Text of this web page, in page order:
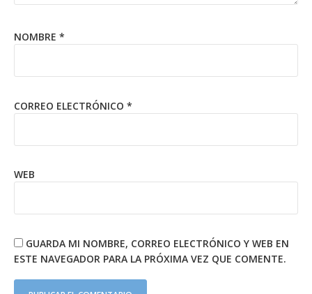
NOMBRE *
CORREO ELECTRÓNICO *
WEB
GUARDA MI NOMBRE, CORREO ELECTRÓNICO Y WEB EN
ESTE NAVEGADOR PARA LA PRÓXIMA VEZ QUE COMENTE.